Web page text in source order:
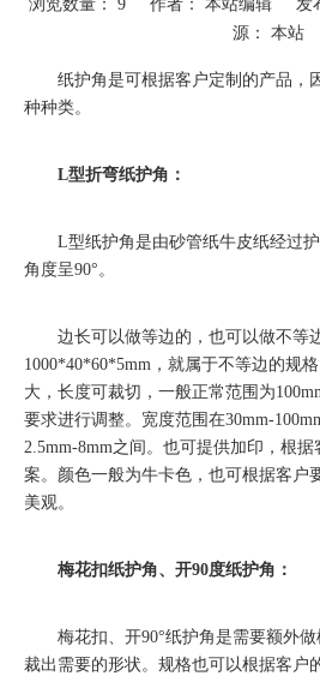
浏览数量： 9作者： 本站编辑 发
源： 本站
纸护角是可根据客户定制的产品，
种种类。
L型折弯纸护角：
L型纸护角是由砂管纸牛皮纸经过
角度呈90°。
边长可以做等边的，也可以做不等
1000*40*60*5mm，就属于不等边的规
大，长度可裁切，一般正常范围为
要求进行调整。宽度范围在30mm-
2.5mm-8mm之间。也可提供加印，根
案。颜色一般为牛卡色，也可根据客户
美观。
梅花扣纸护角、开90度纸护角：
梅花扣、开90°纸护角是需要额外
裁出需要的形状。规格也可以根据客户